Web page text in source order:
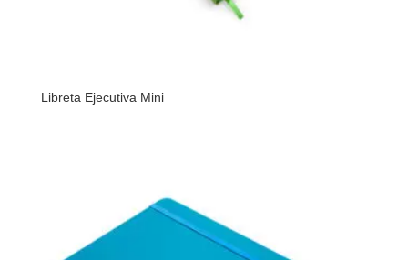
Libreta Ejecutiva Mini